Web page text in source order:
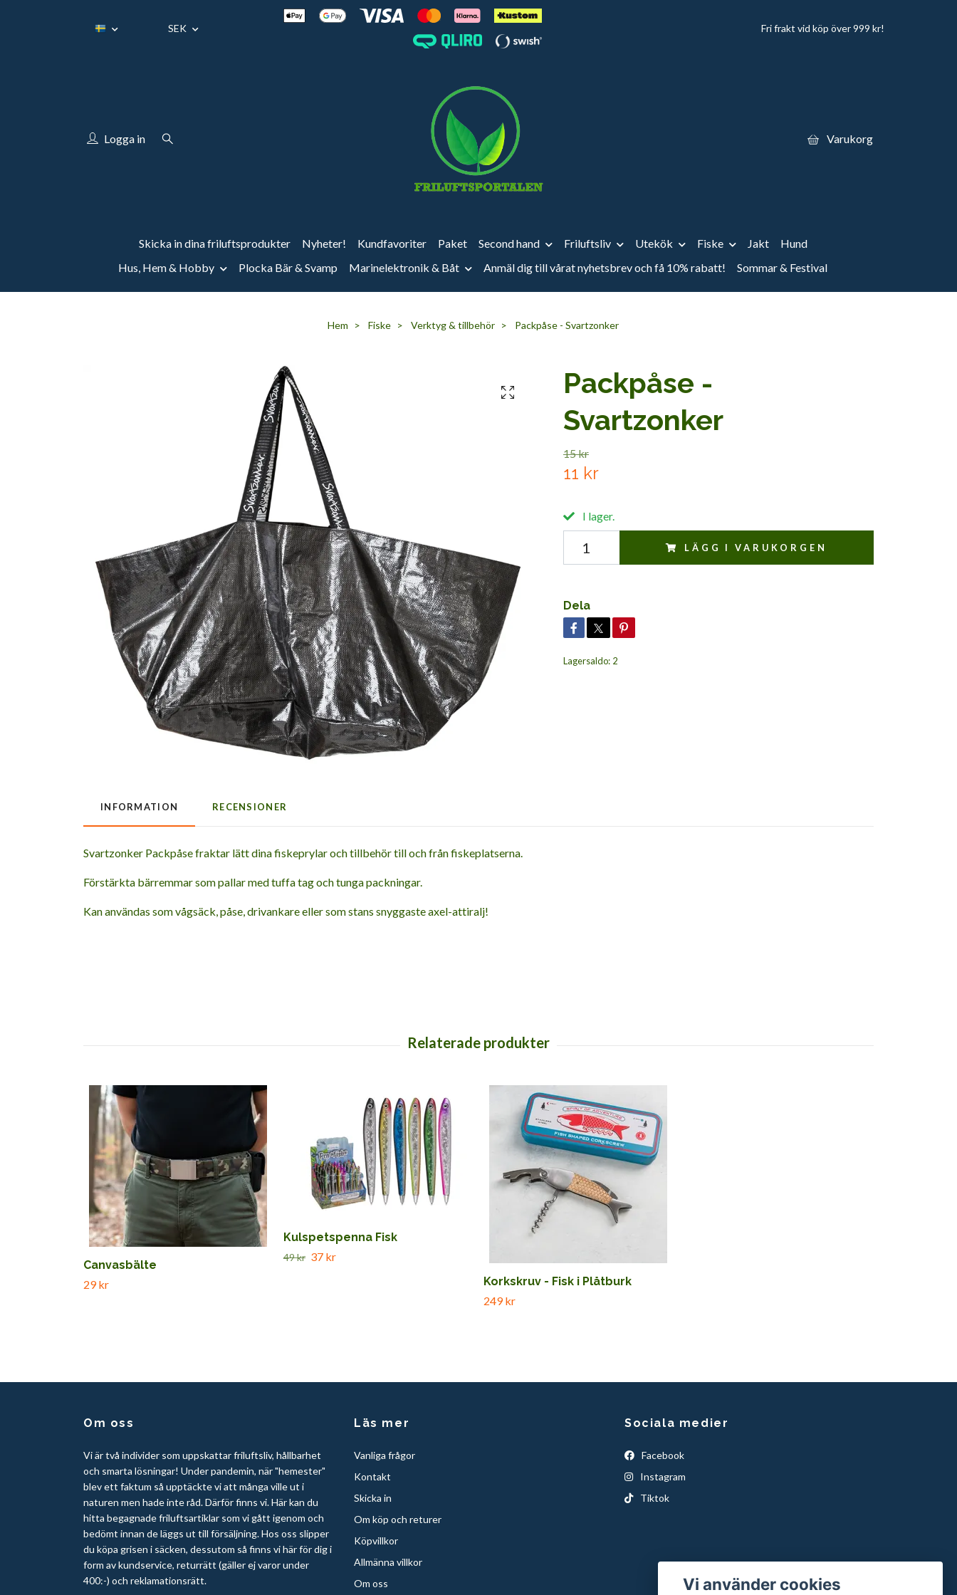
SEK Fri frakt vid köp över 999 kr!
Logga in Varukorg
Skicka in dina friluftsprodukter Nyheter! Kundfavoriter Paket Second hand Friluftsliv Utekök Fiske Jakt
Hund
Hus, Hem & Hobby
Plocka Bär & Svamp Marinelektronik & Båt Anmäl dig till vårat nyhetsbrev och få 10% rabatt! Sommar & Festival
Hem Fiske Verktyg & tillbehör Packpåse - Svartzonker
Packpåse -
Svartzonker
15 kr
11 kr
I lager.
LÄGG I VARUKORGEN
Dela
Lagersaldo: 2
INFORMATION RECENSIONER
Svartzonker Packpåse fraktar lätt dina fiskeprylar och tillbehör till och från fiskeplatserna.
Förstärkta bärremmar som pallar med tuffa tag och tunga packningar.
Kan användas som vågsäck, påse, drivankare eller som stans snyggaste axel-attiralj!
Canvasbälte
29 kr
Kulspetspenna Fisk
49 kr 37 kr
Korkskruv - Fisk i Plåtburk
249 kr
Om oss
Vi är två individer som uppskattar friluftsliv, hållbarhet
och smarta lösningar! Under pandemin, när "hemester"
blev ett faktum så upptäckte vi att många ville ut i
naturen men hade inte råd. Därför finns vi. Här kan du
hitta begagnade friluftsartiklar som vi gått igenom och
bedömt innan de läggs ut till försäljning. Hos oss slipper
du köpa grisen i säcken, dessutom så finns vi här för dig i
form av kundservice, returrätt (gäller ej varor under
400:-) och reklamationsrätt.
Läs mer
Vanliga frågor
Kontakt
Skicka in
Om köp och returer
Köpvillkor
Allmänna villkor
Om oss
Sociala medier
Facebook
Instagram
Tiktok
Vi använder cookies